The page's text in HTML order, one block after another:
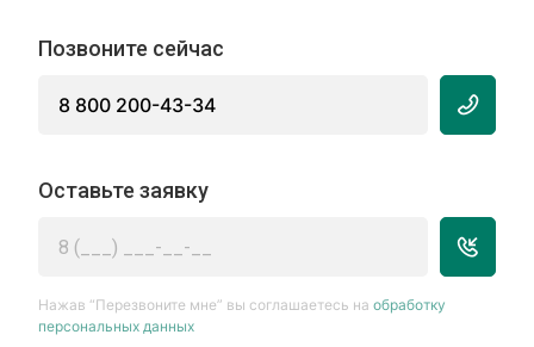
Позвоните сейчас
8 800 200-43-34
Оставьте заявку
Нажав “Перезвоните мне” вы соглашаетесь наобработку
персональных данных